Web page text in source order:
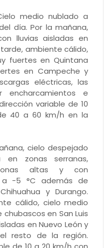
medio nublado a
día. Por la mañana,
lluvias aisladas en
ambiente cálido,
fuertes en Quintana
en Campeche y
eléctricas, las
encharcamientos e
variable de 10
40 a 60 km/h en la
cielo despejado
zonas serranas,
altas y con
a -5 °C además de
y Durango.
cálido, cielo medio
en San Luis
en Nuevo León y
resto de la región.